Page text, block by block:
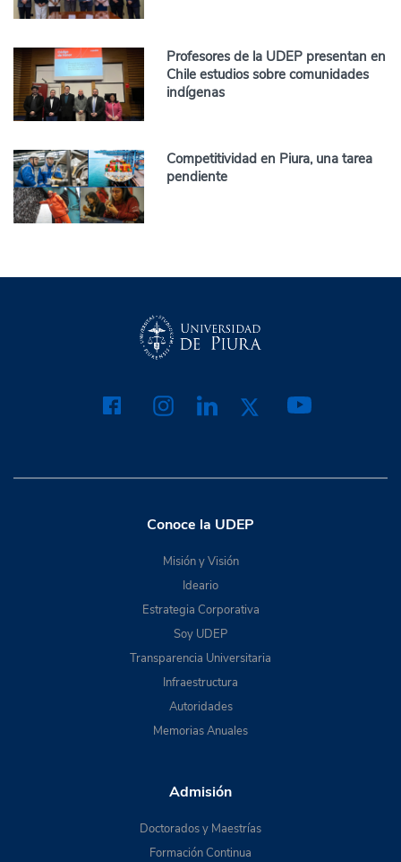
Profesores de la UDEP presentan en
Chile estudios sobre comunidades
indígenas
Competitividad en Piura, una tarea
pendiente
Conoce la UDEP
Misión y Visión
Ideario
Estrategia Corporativa
Soy UDEP
Transparencia Universitaria
Infraestructura
Autoridades
Memorias Anuales
Admisión
Doctorados y Maestrías
Formación Continua